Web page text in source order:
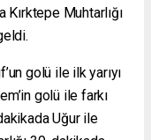
Kırktepe Muhtarlığı
golü ile ilk yarıyı
golü ile farkı
Uğur ile